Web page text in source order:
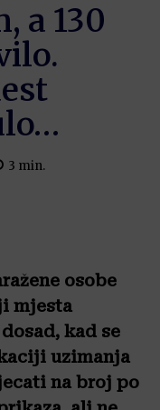
a 130
3 min.
osobe
mjesta
kad se
uzimanja
na broj po